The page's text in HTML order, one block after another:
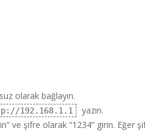
olarak bağlayın.
192.168.1.1
yazın.
ve şifre olarak “1234” girin. Eğer